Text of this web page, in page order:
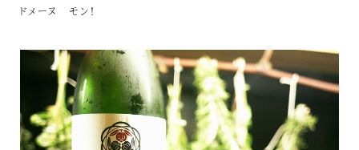
ドメーヌ モン！